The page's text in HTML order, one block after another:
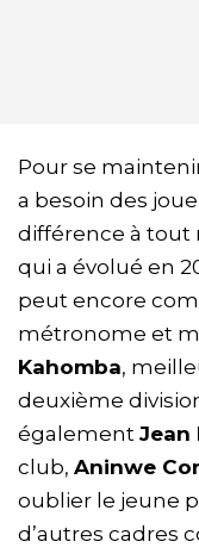
Pour se
a besoin des
différence à tout
qui a évolué en
peut encore
métronome et
Kahomba,
deuxième
également Jean
club, Aninwe
oublier le jeune
d’autres cadres